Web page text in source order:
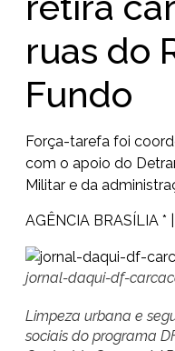
ruas do
Fundo
Força-tarefa foi
com o apoio do
Militar e da
AGÊNCIA BRASÍLIA *
jornal-daqui-df-
Limpeza urbana e
sociais do programa